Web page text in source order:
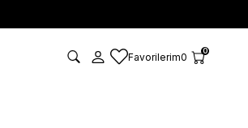
Favorilerim0 0